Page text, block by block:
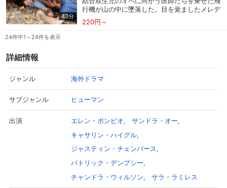
―。
認知症研究所から誘いを受け、夫婦で東海岸へ
移ろうと言い出す。引く手あまたのクリスティ
ーナがコロンビアを選べば、彼女とも一緒に過
43分
行機が山の中に墜落した。目を覚ましたメレデ
ィス、クリスティーナ、マークは周囲を捜し、
墜落した機体の下敷きになったレクシーを発
の状況下で、医師として率先して動き出したの
は、クリスティーナだった。同じ頃病院では、
進む道を選択しようとしていた―。
220円～
24件中1～24件を表示
詳細情報
ジャンル 海外ドラマ
サブジャンル ヒューマン
出演 エレン・ポンピオ
サンドラ・オー
キャサリン・ハイグル
ジャスティン・チェンバース
パトリック・デンプシー
チャンドラ・ウィルソン
サラ・ラミレス